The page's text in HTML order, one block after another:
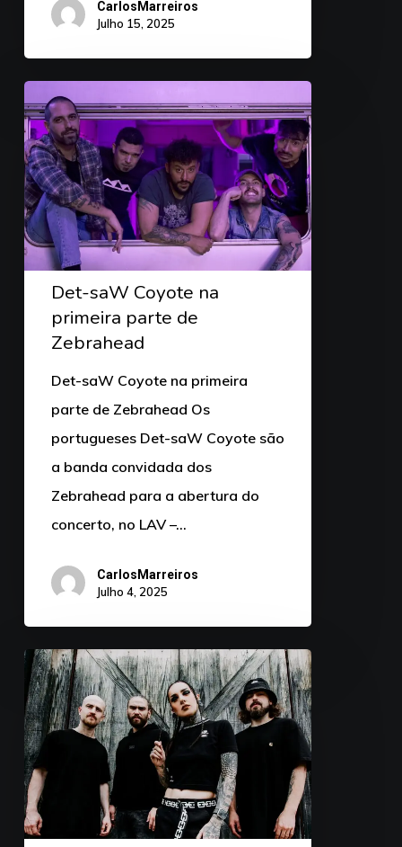
CarlosMarreiros
Julho 15, 2025
Det-saW Coyote na
primeira parte de
Zebrahead
Det-saW Coyote na primeira
parte de Zebrahead Os
portugueses Det-saW Coyote são
a banda convidada dos
Zebrahead para a abertura do
concerto, no LAV –…
CarlosMarreiros
Julho 4, 2025